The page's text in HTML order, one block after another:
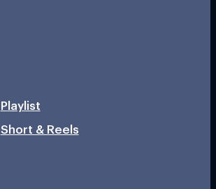
Playlist
Short & Reels